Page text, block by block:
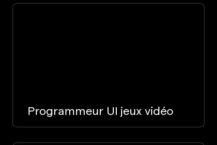
Programmeur UI jeux vidéo